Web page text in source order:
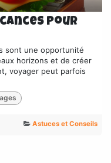
pour
sont une opportunité
horizons et de créer
voyager peut parfois
Astuces et Conseils